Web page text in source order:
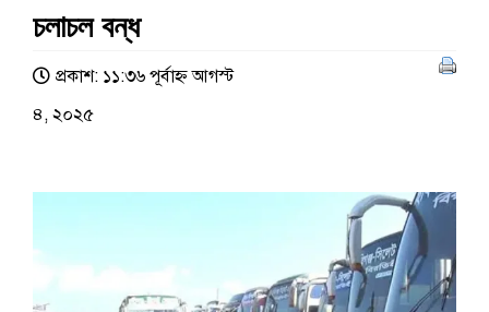
চলাচল বন্ধ
প্রকাশ: ১১:৩৬ পূর্বাহ্ণ আগস্ট
৪, ২০২৫